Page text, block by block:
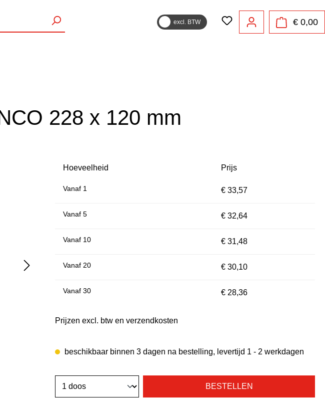
excl. BTW € 0,00
228 x 120 mm
Hoeveelheid Prijs
Vanaf 1 € 33,57
Vanaf 5 € 32,64
Vanaf 10 € 31,48
Vanaf 20 € 30,10
Vanaf 30 € 28,36
Prijzen excl. btw en verzendkosten
beschikbaar binnen 3 dagen na bestelling, levertijd 1 - 2 werkdagen
BESTELLEN